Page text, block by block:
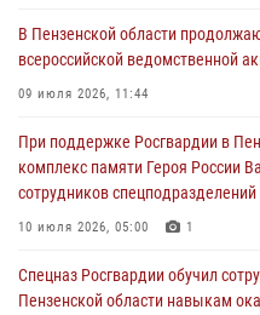
В Пензе при силовой поддержке
деятельность ОПГ,
04 августа 2026, 07:05
В Управлении Росгвардии по
работы за первое полугодие 2026
В Пензенской области
всероссийской ведомственной
09 июля 2026, 11:44
При поддержке Росгвардии в
комплекс памяти Героя России
сотрудников спецподразделений
10 июля 2026, 05:00 1
Спецназ Росгвардии обучил
Пензенской области навыкам